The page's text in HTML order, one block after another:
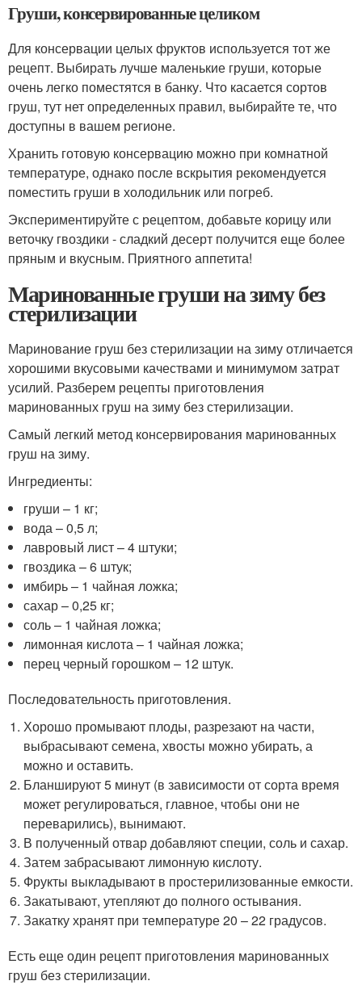
Груши, консервированные целиком
Для консервации целых фруктов используется тот же
рецепт. Выбирать лучше маленькие груши, которые
очень легко поместятся в банку. Что касается сортов
груш, тут нет определенных правил, выбирайте те, что
доступны в вашем регионе.
Хранить готовую консервацию можно при комнатной
температуре, однако после вскрытия рекомендуется
поместить груши в холодильник или погреб.
Экспериментируйте с рецептом, добавьте корицу или
веточку гвоздики - сладкий десерт получится еще более
пряным и вкусным. Приятного аппетита!
Маринованные груши на зиму без
стерилизации
Маринование груш без стерилизации на зиму отличается
хорошими вкусовыми качествами и минимумом затрат
усилий. Разберем рецепты приготовления
маринованных груш на зиму без стерилизации.
Самый легкий метод консервирования маринованных
груш на зиму.
Ингредиенты:
груши – 1 кг;
вода – 0,5 л;
лавровый лист – 4 штуки;
гвоздика – 6 штук;
имбирь – 1 чайная ложка;
сахар – 0,25 кг;
соль – 1 чайная ложка;
лимонная кислота – 1 чайная ложка;
перец черный горошком – 12 штук.
Последовательность приготовления.
Хорошо промывают плоды, разрезают на части,
выбрасывают семена, хвосты можно убирать, а
можно и оставить.
Бланшируют 5 минут (в зависимости от сорта время
может регулироваться, главное, чтобы они не
переварились), вынимают.
В полученный отвар добавляют специи, соль и сахар.
Затем забрасывают лимонную кислоту.
Фрукты выкладывают в простерилизованные емкости.
Закатывают, утепляют до полного остывания.
Закатку хранят при температуре 20 – 22 градусов.
Есть еще один рецепт приготовления маринованных
груш без стерилизации.